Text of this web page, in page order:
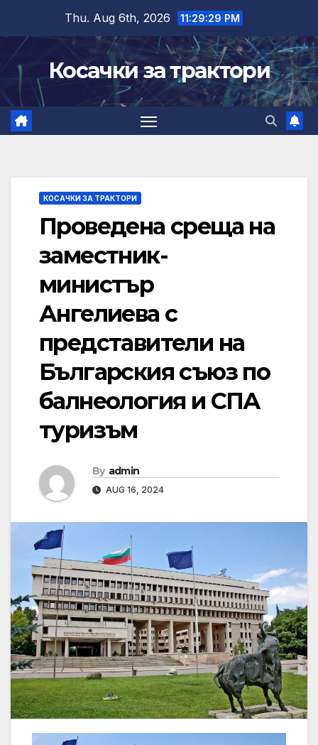
content
Thu. Aug 6th, 2026 11:29:30 PM
Косачки за трактори
КОСАЧКИ ЗА ТРАКТОРИ
Проведена среща на
заместник-
министър
Ангелиева с
представители на
Българския съюз по
балнеология и СПА
туризъм
By admin
AUG 16, 2024